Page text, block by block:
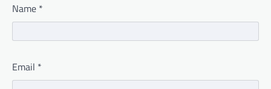
Name *
Email *